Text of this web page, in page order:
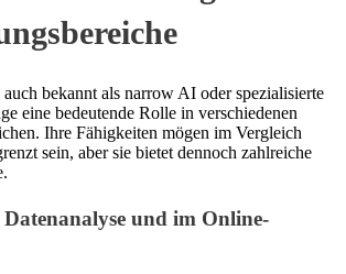
bekannt als narrow AI oder spezialisierte
eine bedeutende Rolle in verschiedenen
Ihre Fähigkeiten mögen im Vergleich
sein, aber sie bietet dennoch zahlreiche
und im Online-